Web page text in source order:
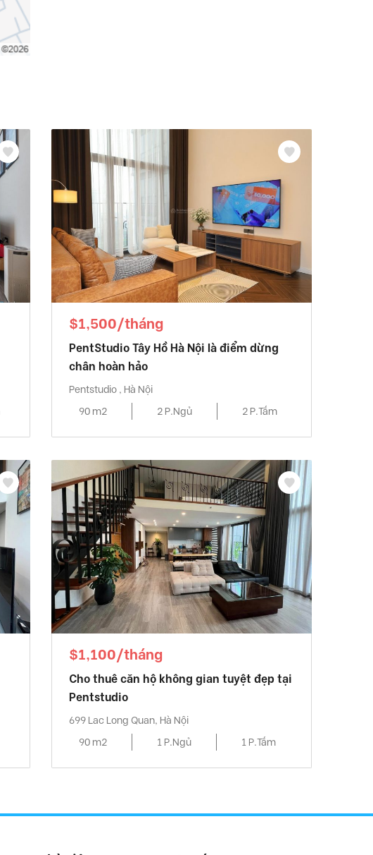
$1,500/tháng
PentStudio Tây Hồ Hà Nội là điểm dừng
chân hoàn hảo
Pentstudio , Hà Nội
90 m2
2 P.Ngủ 2 P.Tắm
$1,100/tháng
Cho thuê căn hộ không gian tuyệt đẹp tại
Pentstudio
699 Lac Long Quan, Hà Nội
90 m2
1 P.Ngủ 1 P.Tắm